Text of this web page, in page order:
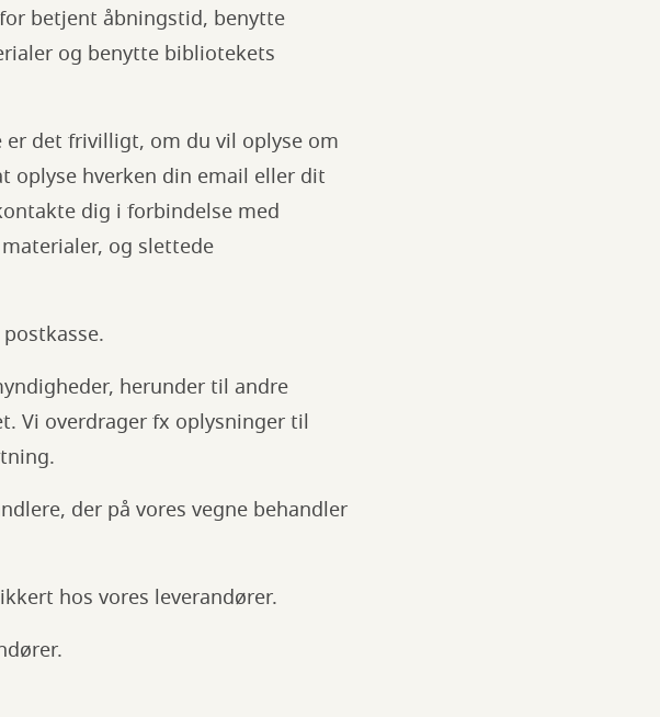
betjent åbningstid, benytte
og benytte bibliotekets
det frivilligt, om du vil oplyse om
oplyse hverken din email eller dit
dig i forbindelse med
og slettede
herunder til andre
Vi overdrager fx oplysninger til
der på vores vegne behandler
hos vores leverandører.